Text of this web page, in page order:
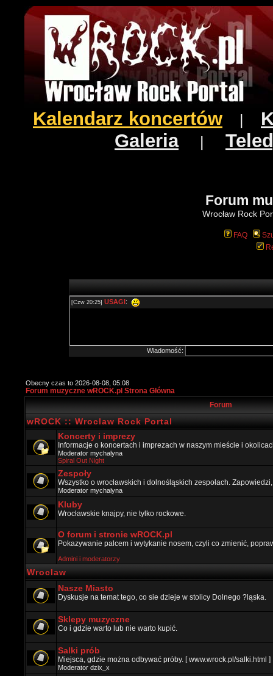
Kalendarz koncertów
Galeria|
Forum
Wrocław Rock
FAQ
Wiadomość:
Obecny czas to 2026-08-08, 05:08
Forum muzyczne wROCK.pl Strona Główna
Forum
wROCK :: Wroclaw Rock Portal
Koncerty i imprezy
Informacje o koncertach i imprezach w naszym mieście i
Moderator mychalyna
Spiral Out Night
Zespoły
Wszystko o wrocławskich i dolnośląskich zespołach.
Moderator mychalyna
Kluby
Wrocławskie knajpy, nie tylko rockowe.
O forum i stronie wROCK.pl
Pokazywanie palcem i wytykanie nosem, czyli co zmienić,
Admini i moderatorzy
Wroclaw
Nasze Miasto
Dyskusje na temat tego, co sie dzieje w stolicy Dolnego ?ląska.
Sklepy muzyczne
Co i gdzie warto lub nie warto kupić.
Salki prób
Miejsca, gdzie można odbywać próby. [ www.wrock.pl/salki.html ]
Moderator dzix_x